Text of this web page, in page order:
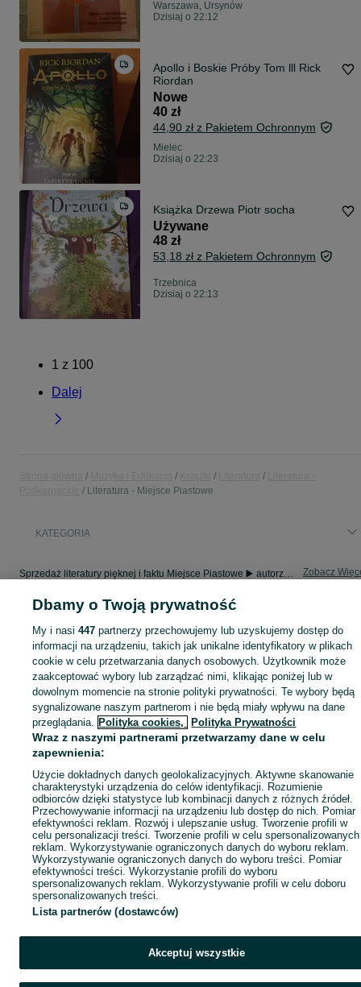
Warszawa, Ursynów
Dzisiaj o 22:12
Apollo i Boskie Próby Tom lll Rick
Riordan
Nowe
40 zł
44,90 zł z Pakietem Ochronnym
Mielec
Dzisiaj o 22:23
Książka Drzewa Piotr socha
Używane
48 zł
53,18 zł z Pakietem Ochronnym
Trzebnica
Dzisiaj o 22:13
1 z 100
Dalej
Literatura - Miejsce Piastowe
KATEGORIA
Sprzedaż literatury pięknej i faktu Miejsce Piastowe ▶️ autorzy polscy i zagraniczni ✅ Nowe i używane w super cenach ✌ Kupuj i sprzedawaj z zyskiem na OLX.pl! Zobacz
Mapa kategorii
Mapa miejscowości
Mapa ministron
Popularne wyszukiwania
Dbamy o Twoją prywatność
My i nasi447 partnerzy przechowujemy lub uzyskujemy dostęp do
informacji na urządzeniu, takich jak unikalne identyfikatory w plikach
cookie w celu przetwarzania danych osobowych. Użytkownik może
zaakceptować wybory lub zarządzać nimi, klikając poniżej lub w
dowolnym momencie na stronie polityki prywatności. Te wybory będą
sygnalizowane naszym partnerom i nie będą miały wpływu na dane
przeglądania. Polityka cookies, Polityka Prywatności
Wraz z naszymi partnerami przetwarzamy dane w celu
zapewnienia:
Użycie dokładnych danych geolokalizacyjnych. Aktywne skanowanie
charakterystyki urządzenia do celów identyfikacji. Rozumienie
odbiorców dzięki statystyce lub kombinacji danych z różnych źródeł.
Przechowywanie informacji na urządzeniu lub dostęp do nich. Pomiar
efektywności reklam. Rozwój i ulepszanie usług. Tworzenie profili w
celu personalizacji treści. Tworzenie profili w celu spersonalizowanych
reklam. Wykorzystywanie ograniczonych danych do wyboru reklam.
Wykorzystywanie ograniczonych danych do wyboru treści. Pomiar
efektywności treści. Wykorzystanie profili do wyboru
spersonalizowanych reklam. Wykorzystywanie profili w celu doboru
spersonalizowanych treści.
Lista partnerów (dostawców)
Akceptuj wszystkie